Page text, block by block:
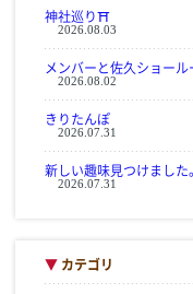
神社巡り⛩
2026.08.03
メンバーと佐久ショー
2026.08.02
きりたんぽ
2026.07.31
新しい趣味見つけました。
2026.07.31
▼カテゴリ